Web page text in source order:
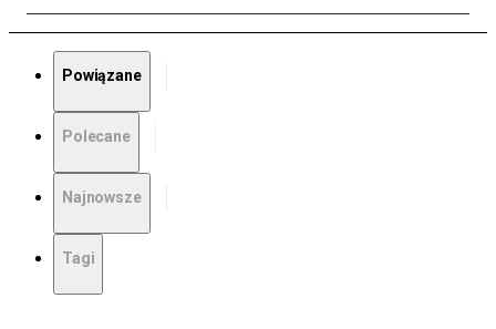
Powiązane
Polecane
Najnowsze
Tagi